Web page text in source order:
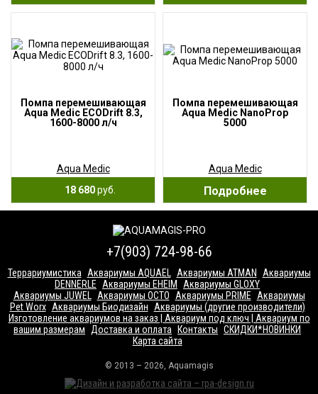
Помпа перемешивающая
Aqua Medic ECODrift 8.3,
1600-8000 л/ч
Aqua Medic
18 680руб.
Помпа перемешивающая
Aqua Medic NanoProp
5000
Aqua Medic
Подробнее
+7(903) 724-98-66
Террариумистика Аквариумы AQUAEL Аквариумы ATMAN
Аквариумы
DENNERLE
Аквариумы EHEIM
Аквариумы GLOXY
Аквариумы JUWEL
Аквариумы OCTO Аквариумы PRIME
Аквариумы
Pet Worx Аквариумы Биодизайн
Аквариумы (другие производители)
Изготовление аквариумов на заказ | Аквариум под ключ | Аквариум по
вашим размерам
Доставка и оплата Контакты СКИДКИ*НОВИНКИ
Карта сайта
© 2013 – 2026, Aquamagis